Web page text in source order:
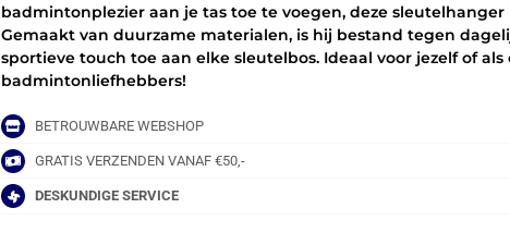
badmintonplezier aan je tas toe te voegen, deze sleutelhanger
Gemaakt van duurzame materialen, is hij bestand tegen
sportieve touch toe aan elke sleutelbos. Ideaal voor jezelf of
badmintonliefhebbers!
BETROUWBARE WEBSHOP
GRATIS VERZENDEN VANAF €50,-
DESKUNDIGE SERVICE